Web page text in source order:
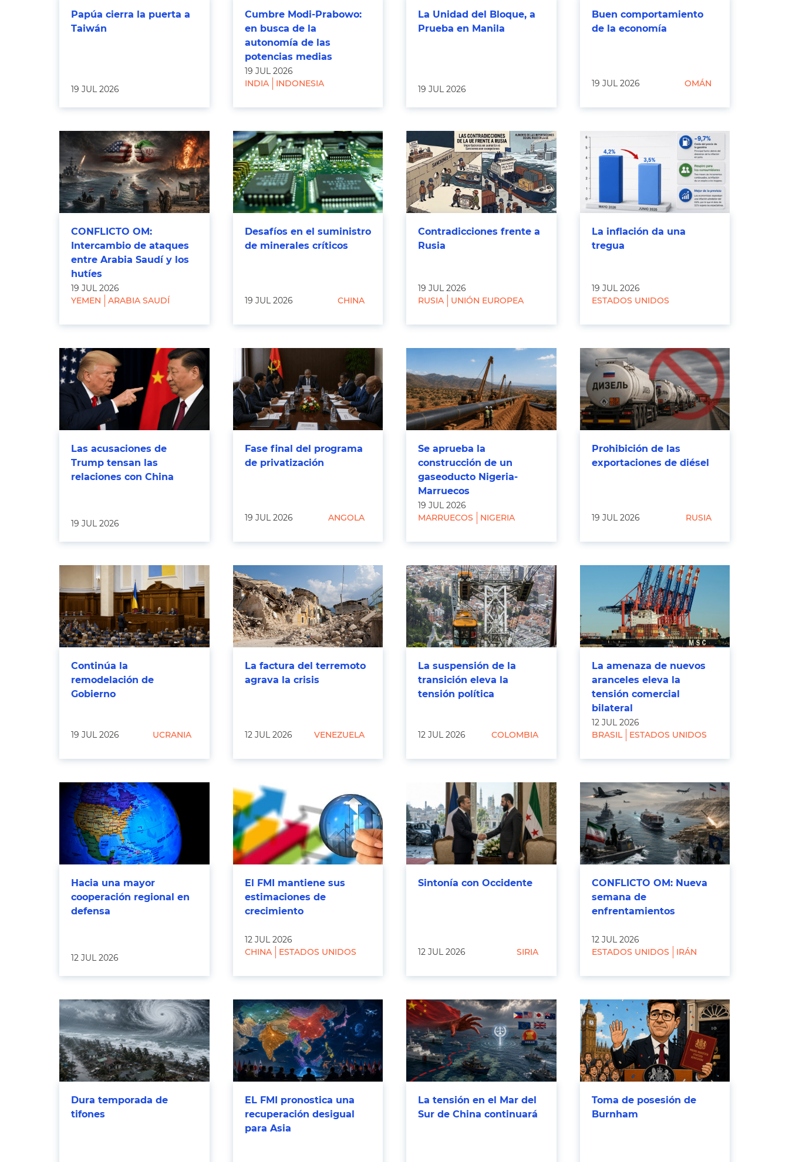
Papúa cierra la puerta a
Taiwán
19 JUL 2026
Cumbre Modi-Prabowo:
en busca de la
autonomía de las
potencias medias
19 JUL 2026
INDIA
INDONESIA
La Unidad del Bloque, a
Prueba en Manila
19 JUL 2026
Buen comportamiento
de la economía
19 JUL 2026 OMÁN
CONFLICTO OM:
Intercambio de ataques
entre Arabia Saudí y los
hutíes
19 JUL 2026
YEMEN
ARABIA SAUDÍ
Desafíos en el suministro
de minerales críticos
19 JUL 2026 CHINA
Contradicciones frente a
Rusia
19 JUL 2026
RUSIA
UNIÓN EUROPEA
La inflación da una
tregua
19 JUL 2026
ESTADOS UNIDOS
Las acusaciones de
Trump tensan las
relaciones con China
19 JUL 2026
Fase final del programa
de privatización
19 JUL 2026 ANGOLA
Se aprueba la
construcción de un
gaseoducto Nigeria-
Marruecos
19 JUL 2026
MARRUECOS
NIGERIA
Prohibición de las
exportaciones de diésel
19 JUL 2026 RUSIA
Continúa la
remodelación de
Gobierno
19 JUL 2026 UCRANIA
La factura del terremoto
agrava la crisis
12 JUL 2026 VENEZUELA
La suspensión de la
transición eleva la
tensión política
12 JUL 2026 COLOMBIA
La amenaza de nuevos
aranceles eleva la
tensión comercial
bilateral
12 JUL 2026
BRASIL
ESTADOS UNIDOS
Hacia una mayor
cooperación regional en
defensa
12 JUL 2026
El FMI mantiene sus
estimaciones de
crecimiento
12 JUL 2026
CHINA
ESTADOS UNIDOS
Sintonía con Occidente
12 JUL 2026 SIRIA
CONFLICTO OM: Nueva
semana de
enfrentamientos
12 JUL 2026
ESTADOS UNIDOS
IRÁN
Dura temporada de
tifones
EL FMI pronostica una
recuperación desigual
para Asia
La tensión en el Mar del
Sur de China continuará
Toma de posesión de
Burnham